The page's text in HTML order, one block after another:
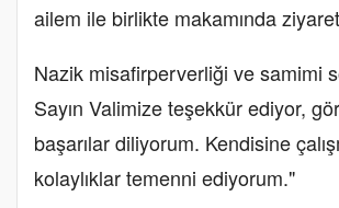
ailem ile birlikte makamında
Nazik misafirperverliği ve samimi
Sayın Valimize teşekkür ediyor,
başarılar diliyorum. Kendisine
kolaylıklar temenni ediyorum."